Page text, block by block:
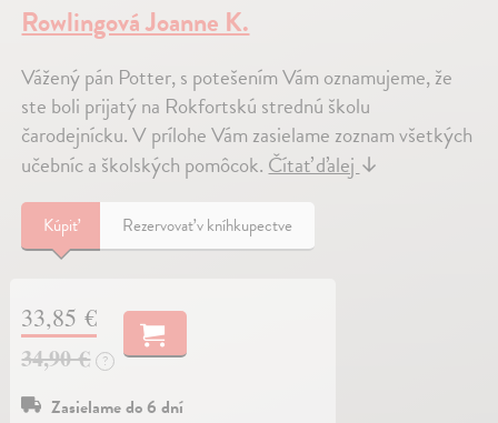
Rowlingová Joanne K.
Vážený pán Potter, s potešením Vám oznamujeme, že
ste boli prijatý na Rokfortskú strednú školu
čarodejnícku. V prílohe Vám zasielame zoznam všetkých
učebníc a školských pomôcok.Čítať ďalej↓
Kúpiť Rezervovať v kníhkupectve
33,85 €
34,90 €
?
Zasielame do 6 dní